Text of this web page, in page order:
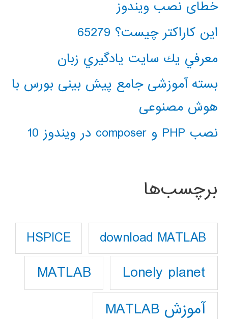
خطای نصب ویندوز
این کاراکتر چیست؟ 65279
معرفي يك سايت يادگيري زبان
بسته آموزشی جامع پیش بینی بورس با
هوش مصنوعی
نصب PHP و composer در ویندوز 10
برچسب‌ها
download MATLAB
HSPICE
Lonely planet
MATLAB
آموزش MATLAB